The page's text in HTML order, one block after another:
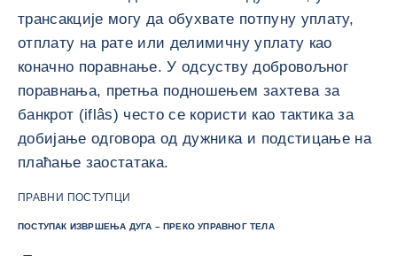
трансакције могу да обухвате потпуну уплату,
отплату на рате или делимичну уплату као
коначно поравнање. У одсуству добровољног
поравнања, претња подношењем захтева за
банкрот (iflâs) често се користи као тактика за
добијање одговора од дужника и подстицање на
плаћање заостатака.
ПРАВНИ ПОСТУПЦИ
ПОСТУПАК ИЗВРШЕЊА ДУГА – ПРЕКО УПРАВНОГ ТЕЛА